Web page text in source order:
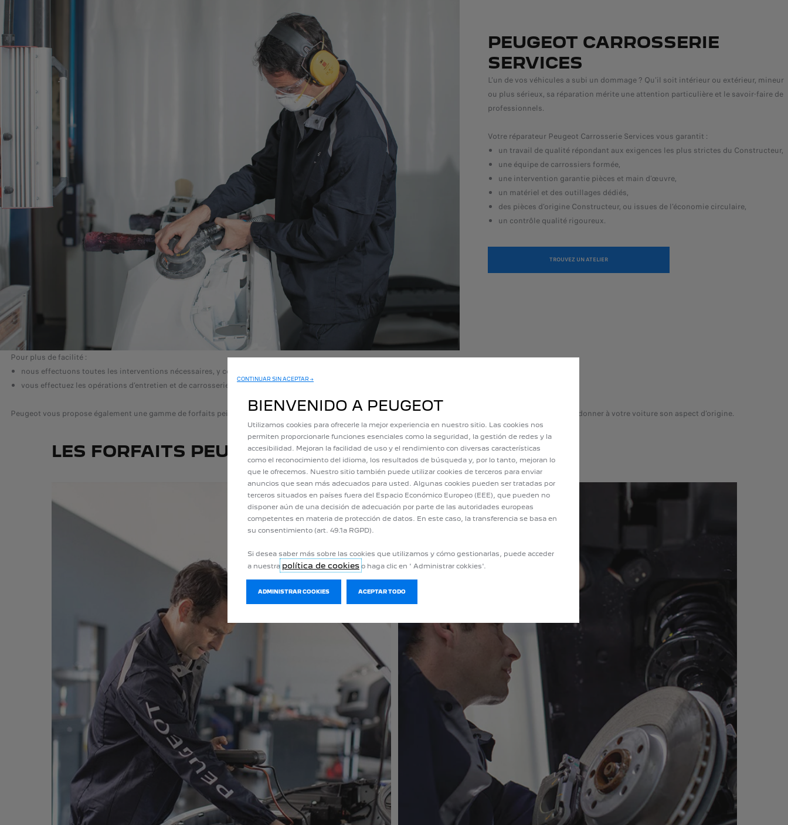
PEUGEOT CARROSSERIE
SERVICES
L’un de vos véhicules a subi un dommage ? Qu’il soit intérieur ou extérieur, mineur
ou plus sérieux, sa réparation mérite une attention particulière et le savoir-faire de
professionnels.
Votre réparateur Peugeot Carrosserie Services vous garantit :
un travail de qualité répondant aux exigences les plus strictes du Constructeur,
une équipe de carrossiers formée,
une intervention garantie pièces et main d’œuvre,
un matériel et des outillages dédiés,
des pièces d’origine Constructeur, ou issues de l’économie circulaire,
un contrôle qualité rigoureux.
TROUVEZ UN ATELIER
Pour plus de facilité :
nous effectuons toutes les interventions nécessaires, y compris sur le vitrage, pour une remise en état totale du véhicule,
vous effectuez les opérations d’entretien et de carrosserie dans le même atelier.
Peugeot vous propose également une gamme de forfaits peinture carrosserie et vitrage (réparation d’impact et rénovation d’optique) à des prix malins pour redonner à votre voiture son aspect d’origine.
LES FORFAITS PEUGEOT
CONTINUAR SIN ACEPTAR →
BIENVENIDO A PEUGEOT
Utilizamos cookies para ofrecerle la mejor experiencia en nuestro sitio. Las cookies nos
permiten proporcionarle funciones esenciales como la seguridad, la gestión de redes y la
accesibilidad. Mejoran la facilidad de uso y el rendimiento con diversas características
como el reconocimiento del idioma, los resultados de búsqueda y, por lo tanto, mejoran lo
que le ofrecemos. Nuestro sitio también puede utilizar cookies de terceros para enviar
anuncios que sean más adecuados para usted. Algunas cookies pueden ser tratadas por
terceros situados en países fuera del Espacio Económico Europeo (EEE), que pueden no
disponer aún de una decisión de adecuación por parte de las autoridades europeas
competentes en materia de protección de datos. En este caso, la transferencia se basa en
su consentimiento (art. 49.1a RGPD).
Si desea saber más sobre las cookies que utilizamos y cómo gestionarlas, puede acceder
a nuestra política de cookies o haga clic en ' Administrar cokkies'.
ADMINISTRAR COOKIES ACEPTAR TODO